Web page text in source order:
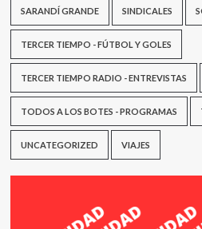
SARANDÍ GRANDE SINDICALES
TERCER TIEMPO - FÚTBOL Y GOLES
TERCER TIEMPO RADIO - ENTREVISTAS
TODOS A LOS BOTES - PROGRAMAS
UNCATEGORIZED VIAJES